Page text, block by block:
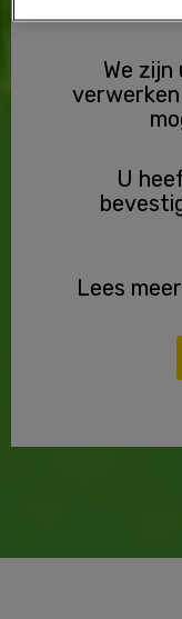
We
U
Lees